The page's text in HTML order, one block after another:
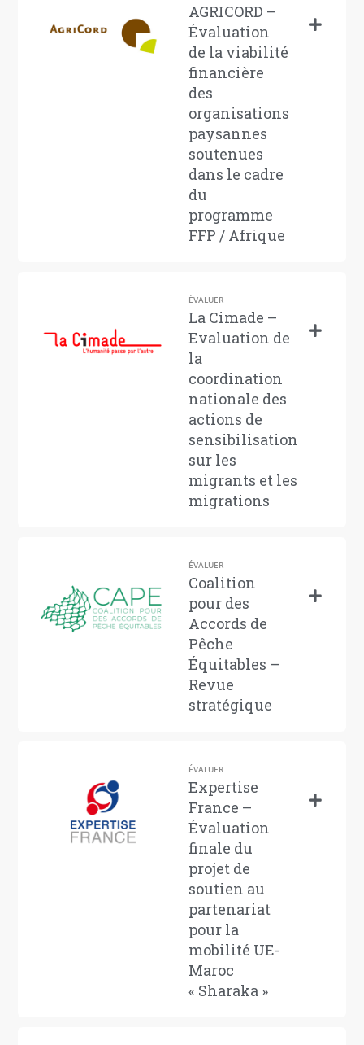
AGRICORD –
Évaluation
de la viabilité
financière
des
organisations
paysannes
soutenues
dans le cadre
du
programme
FFP / Afrique
ÉVALUER
La Cimade –
Evaluation de
la
coordination
nationale des
actions de
sensibilisation
sur les
migrants et les
migrations
ÉVALUER
Coalition
pour des
Accords de
Pêche
Équitables –
Revue
stratégique
ÉVALUER
Expertise
France –
Évaluation
finale du
projet de
soutien au
partenariat
pour la
mobilité UE-
Maroc
« Sharaka »